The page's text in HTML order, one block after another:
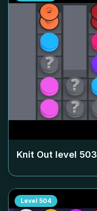
Knit Out level 503
Level 504